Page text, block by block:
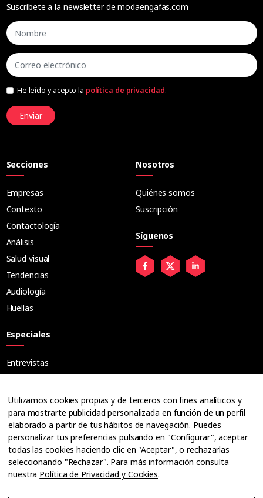
Suscríbete a la newsletter de modaengafas.com
He leído y acepto la política de privacidad.
Enviar
Secciones
Empresas
Contexto
Contactología
Análisis
Salud visual
Tendencias
Audiología
Huellas
Especiales
Entrevistas
Ópticos
Cuadernos
Guías
Dossier
Anuarios
Ofertas de empleo
Nosotros
Quiénes somos
Suscripción
Síguenos
Utilizamos cookies propias y de terceros con fines analíticos y
para mostrarte publicidad personalizada en función de un perfil
elaborado a partir de tus hábitos de navegación. Puedes
personalizar tus preferencias pulsando en "Configurar", aceptar
todas las cookies haciendo clic en "Aceptar", o rechazarlas
seleccionando "Rechazar". Para más información consulta
nuestra Política de Privacidad y Cookies.